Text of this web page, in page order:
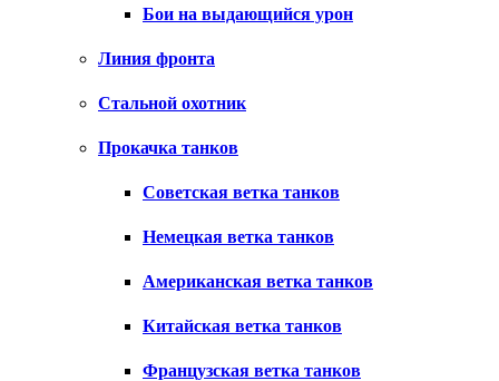
Бои на выдающийся урон
Линия фронта
Стальной охотник
Прокачка танков
Советская ветка танков
Немецкая ветка танков
Американская ветка танков
Китайская ветка танков
Французская ветка танков